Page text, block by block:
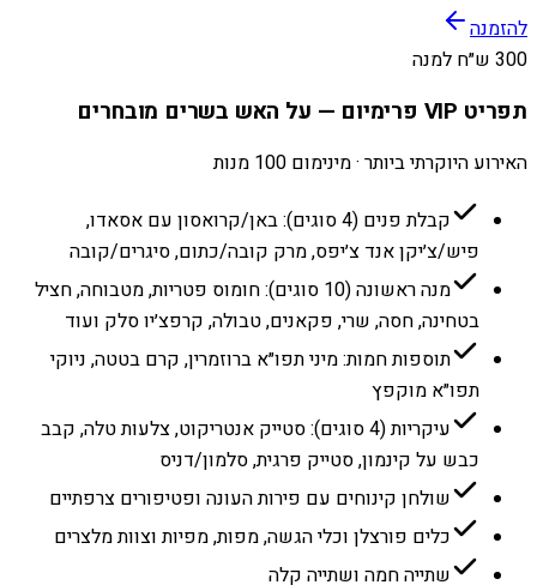
להזמנה
300 ש״ח למנה
תפריט VIP פרימיום — על האש בשרים מובחרים
האירוע היוקרתי ביותר · מינימום 100 מנות
קבלת פנים (4 סוגים): באן/קרואסון עם אסאדו,
פיש/צ׳יקן אנד צ׳יפס, מרק קובה/כתום, סיגרים/קובה
מנה ראשונה (10 סוגים): חומוס פטריות, מטבוחה, חציל
בטחינה, חסה, שרי, פקאנים, טבולה, קרפצ׳יו סלק ועוד
תוספות חמות: מיני תפו״א ברוזמרין, קרם בטטה, ניוקי
תפו״א מוקפץ
עיקריות (4 סוגים): סטייק אנטריקוט, צלעות טלה, קבב
כבש על קינמון, סטייק פרגית, סלמון/דניס
שולחן קינוחים עם פירות העונה ופטיפורים צרפתיים
כלים פורצלן וכלי הגשה, מפות, מפיות וצוות מלצרים
שתייה חמה ושתייה קלה